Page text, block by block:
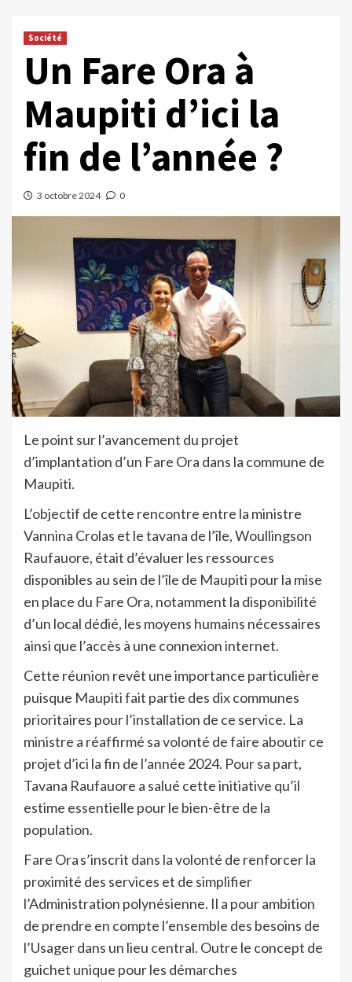
Société
Un Fare Ora à
Maupiti d’ici la
fin de l’année ?
3 octobre 2024 0
Le point sur l’avancement du projet
d’implantation d’un Fare Ora dans la commune de
Maupiti.
L’objectif de cette rencontre entre la ministre
Vannina Crolas et le tavana de l’île, Woullingson
Raufauore, était d’évaluer les ressources
disponibles au sein de l’île de Maupiti pour la mise
en place du Fare Ora, notamment la disponibilité
d’un local dédié, les moyens humains nécessaires
ainsi que l’accès à une connexion internet.
Cette réunion revêt une importance particulière
puisque Maupiti fait partie des dix communes
prioritaires pour l’installation de ce service. La
ministre a réaffirmé sa volonté de faire aboutir ce
projet d’ici la fin de l’année 2024. Pour sa part,
Tavana Raufauore a salué cette initiative qu’il
estime essentielle pour le bien-être de la
population.
Fare Ora s’inscrit dans la volonté de renforcer la
proximité des services et de simplifier
l’Administration polynésienne. Il a pour ambition
de prendre en compte l’ensemble des besoins de
l’Usager dans un lieu central. Outre le concept de
guichet unique pour les démarches